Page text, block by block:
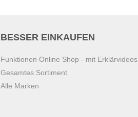
BESSER EINKAUFEN
Funktionen Online Shop - mit Erklärvideos
Gesamtes Sortiment
Alle Marken